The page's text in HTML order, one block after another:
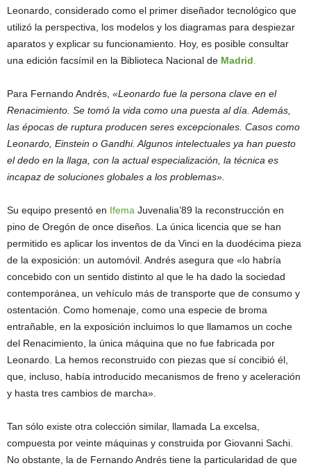
Leonardo, considerado como el primer diseñador tecnológico que
utilizó la perspectiva, los modelos y los diagramas para despiezar
aparatos y explicar su funcionamiento. Hoy, es posible consultar
una edición facsímil en la Biblioteca Nacional de Madrid.
Para Fernando Andrés, «Leonardo fue la persona clave en el
Renacimiento. Se tomó la vida como una puesta al día. Además,
las épocas de ruptura producen seres excepcionales. Casos como
Leonardo, Einstein o Gandhi. Algunos intelectuales ya han puesto
el dedo en la llaga, con la actual especialización, la técnica es
incapaz de soluciones globales a los problemas».
Su equipo presentó en Ifema Juvenalia’89 la reconstrucción en
pino de Oregón de once diseños. La única licencia que se han
permitido es aplicar los inventos de da Vinci en la duodécima pieza
de la exposición: un automóvil. Andrés asegura que «lo habría
concebido con un sentido distinto al que le ha dado la sociedad
contemporánea, un vehículo más de transporte que de consumo y
ostentación. Como homenaje, como una especie de broma
entrañable, en la exposición incluimos lo que llamamos un coche
del Renacimiento, la única máquina que no fue fabricada por
Leonardo. La hemos reconstruido con piezas que sí concibió él,
que, incluso, había introducido mecanismos de freno y aceleración
y hasta tres cambios de marcha».
Tan sólo existe otra colección similar, llamada La excelsa,
compuesta por veinte máquinas y construida por Giovanni Sachi.
No obstante, la de Fernando Andrés tiene la particularidad de que